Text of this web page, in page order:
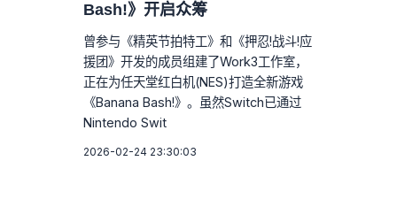
Bash!》开启众筹
曾参与《精英节拍特工》和《押忍!战斗!应
援团》开发的成员组建了Work3工作室，
正在为任天堂红白机(NES)打造全新游戏
《Banana Bash!》。虽然Switch已通过
Nintendo Swit
2026-02-24 23:30:03